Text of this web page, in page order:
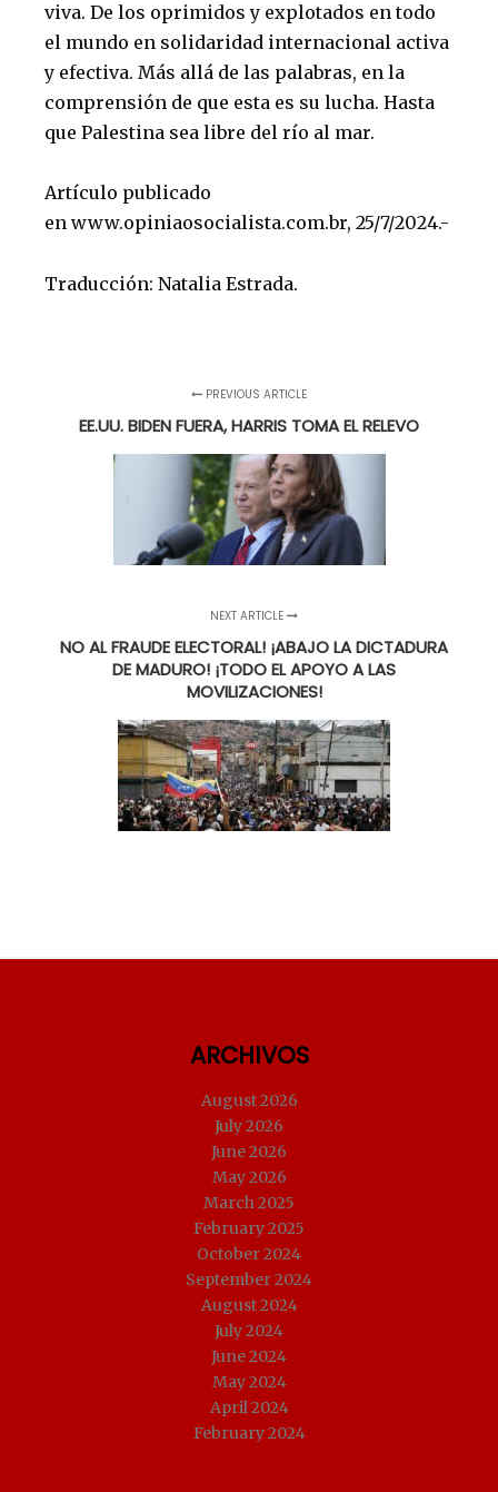
viva. De los oprimidos y explotados en todo
el mundo en solidaridad internacional activa
y efectiva. Más allá de las palabras, en la
comprensión de que esta es su lucha. Hasta
que Palestina sea libre del río al mar.
Artículo publicado
en www.opiniaosocialista.com.br, 25/7/2024.-
Traducción: Natalia Estrada.
PREVIOUS ARTICLE
EE.UU. BIDEN FUERA, HARRIS TOMA EL RELEVO
NEXT ARTICLE
NO AL FRAUDE ELECTORAL! ¡ABAJO LA DICTADURA
DE MADURO! ¡TODO EL APOYO A LAS
MOVILIZACIONES!
ARCHIVOS
August 2026
July 2026
June 2026
May 2026
March 2025
February 2025
October 2024
September 2024
August 2024
July 2024
June 2024
May 2024
April 2024
February 2024